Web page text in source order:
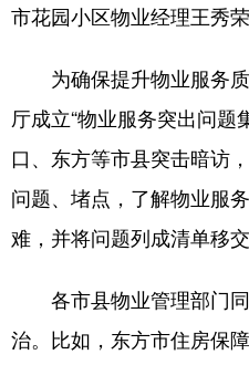
市花园小区物业经理王秀荣
为确保提升物业服务质
厅成立“物业服务突出问题
口、东方等市县突击暗访
问题、堵点，了解物业服
难，并将问题列成清单移
各市县物业管理部门同
治。比如，东方市住房保